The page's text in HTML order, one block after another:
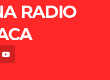
RADIO